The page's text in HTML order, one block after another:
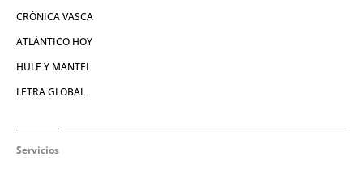
CRÓNICA VASCA
ATLÁNTICO HOY
HULE Y MANTEL
LETRA GLOBAL
Servicios